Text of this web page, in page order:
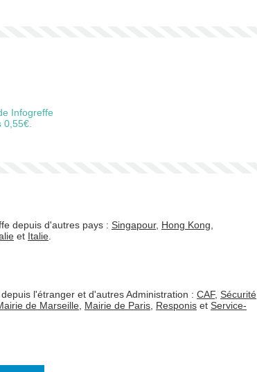
50 €
Infogreffe
depuis d'autres pays : Singapour, Hong Kong
et Italie
l'étranger et d'autres Administration : CAF, Sécurité
de Marseille Mairie de Paris Responis et Service-